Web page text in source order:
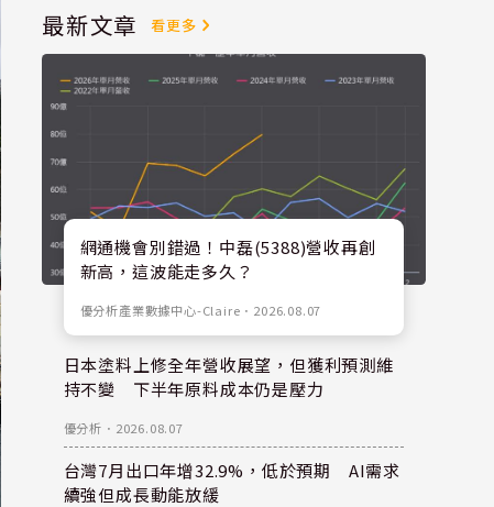
Mute
最新文章 看更多
網通機會別錯過！中磊(5388)營收再創
新高，這波能走多久？
優分析產業數據中心-Claire ． 2026.08.07
日本塗料上修全年營收展望，但獲利預測維
持不變 下半年原料成本仍是壓力
優分析 ． 2026.08.07
台灣7月出口年增32.9%，低於預期 AI需求
續強但成長動能放緩